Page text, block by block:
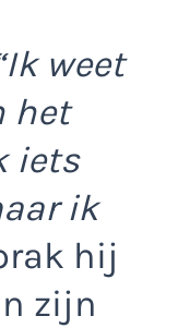
weet
het
iets
ik
hij
zijn